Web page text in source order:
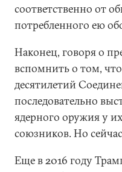
соответственно от
потребленного ею
Наконец, говоря о
вспомнить о том,
десятилетий
последовательно
ядерного оружия у
союзников. Но
Еще в 2016 году